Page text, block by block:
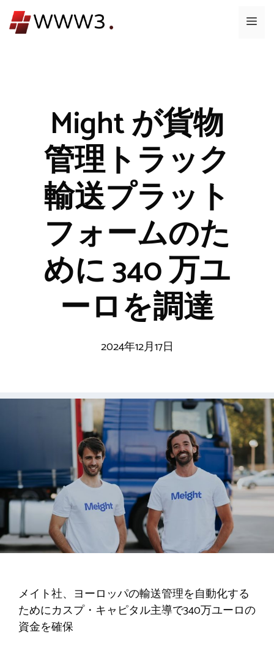
ン
メ
Might が貨物
管理トラック
輸送プラット
フォームのた
めに 340 万ユ
ーロを調達
2024年12月17日
メイト社、ヨーロッパの輸送管理を自動化する
ためにカスプ・キャピタル主導で340万ユーロの
資金を確保